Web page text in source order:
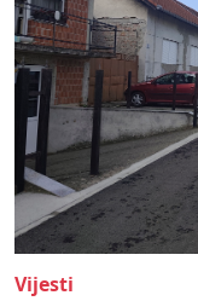
Vijesti